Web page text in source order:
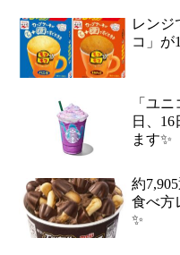
レンジ
コ」が
「ユ
日、
ます✨
約
食べ方
✨